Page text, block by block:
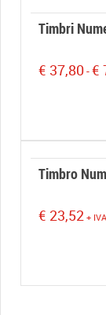
Timbri
€ 37,80-€
Timbro
€ 23,52 + IVA